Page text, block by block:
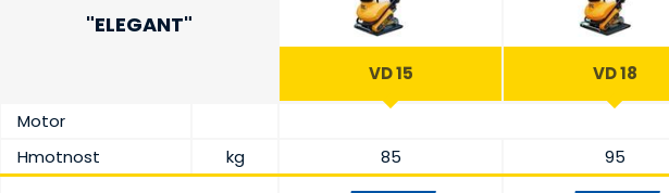
"ELEGANT"
VD 15 VD 18
Motor
Hmotnost
kg 85 95